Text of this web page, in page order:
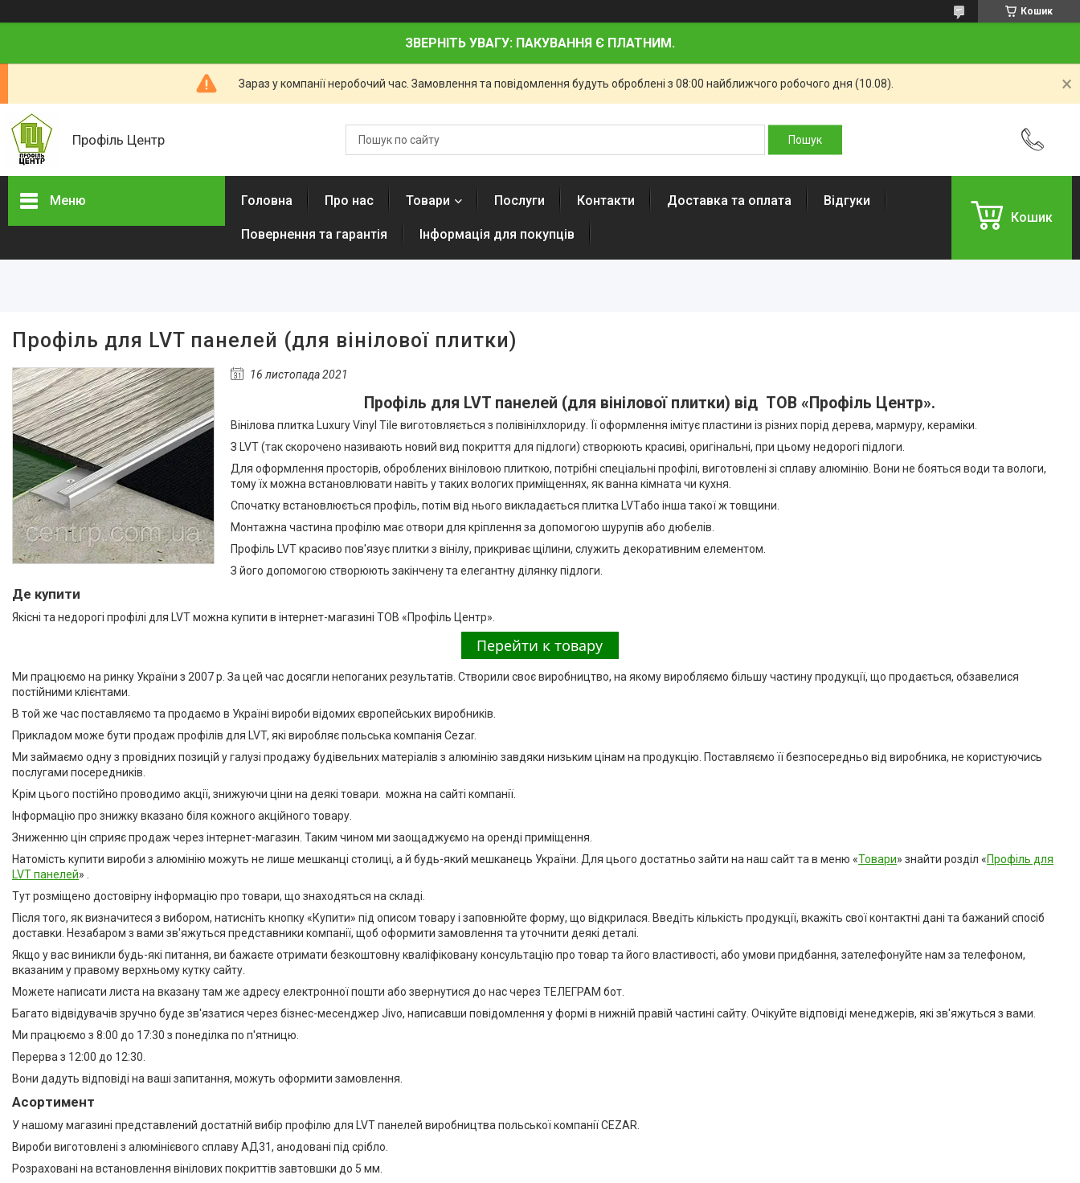
Кошик
ЗВЕРНІТЬ УВАГУ: ПАКУВАННЯ Є ПЛАТНИМ.
Зараз у компанії неробочий час. Замовлення та повідомлення будуть оброблені з 08:00 найближчого робочого дня (10.08).
Профіль Центр
Меню
Алюмінієвий Карниз
Прихованого Монтажу
Алюмінієвий плінтус BEST
DEAL (власне виробництво)
Плінтуси з нержавіючої сталі
Профіль з LED підсвічуванням
(для стін, підлоги, плитки,
керамограніта і т. д)
Оздоблювальний профіль для
ДСП, ЛДСП, скла, дзеркал,
декоративних стінових
панелей, гіпсопанелей
Профіль для плитки
Відведення води.
Алюмінієвий профіль
профіль V-Slot
Профіль для LVT панелей (для
кварцвінілу)
Алюмінієві протиковзкі
накладки
Алюмінієві пороги для підлоги
Профіль для скла душової під
плитку
Алюмінієвий плінтус для
стільниці
Алюмінієві стінові панелі-рейки
Система укладки плитки без
клею
Кабель канал підлоговий
алюмінієвий
Головна Про нас Товари Послуги Контакти Доставка та оплата Відгуки
Повернення та гарантія Інформація для покупців
Кошик
Профіль для LVT панелей (для вінілової плитки)
16 листопада 2021
Профіль для LVT панелей (для вінілової плитки) від ТОВ «Профіль Центр».
Вінілова плитка Luxury Vinyl Tile виготовляється з полівінілхлориду. Її оформлення імітує пластини із різних порід дерева, мармуру, кераміки.
З LVT (так скорочено називають новий вид покриття для підлоги) створюють красиві, оригінальні, при цьому недорогі підлоги.
Для оформлення просторів, оброблених вініловою плиткою, потрібні спеціальні профілі, виготовлені зі сплаву алюмінію. Вони не бояться води та вологи,
тому їх можна встановлювати навіть у таких вологих приміщеннях, як ванна кімната чи кухня.
Спочатку встановлюється профіль, потім від нього викладається плитка LVTабо інша такої ж товщини.
Монтажна частина профілю має отвори для кріплення за допомогою шурупів або дюбелів.
Профіль LVT красиво пов'язує плитки з вінілу, прикриває щілини, служить декоративним елементом.
З його допомогою створюють закінчену та елегантну ділянку підлоги.
Де купити
Якісні та недорогі профілі для LVT можна купити в інтернет-магазині ТОВ «Профіль Центр».
Ми працюємо на ринку України з 2007 р. За цей час досягли непоганих результатів. Створили своє виробництво, на якому виробляємо більшу частину продукції, що продається, обзавелися
постійними клієнтами.
В той же час поставляємо та продаємо в Україні вироби відомих європейських виробників.
Прикладом може бути продаж профілів для LVT, які виробляє польська компанія Cezar.
Ми займаємо одну з провідних позицій у галузі продажу будівельних матеріалів з алюмінію завдяки низьким цінам на продукцію. Поставляємо її безпосередньо від виробника, не користуючись
послугами посередників.
Крім цього постійно проводимо акції, знижуючи ціни на деякі товари. можна на сайті компанії.
Інформацію про знижку вказано біля кожного акційного товару.
Зниженню цін сприяє продаж через інтернет-магазин. Таким чином ми заощаджуємо на оренді приміщення.
Натомість купити вироби з алюмінію можуть не лише мешканці столиці, а й будь-який мешканець України. Для цього достатньо зайти на наш сайт та в меню «Товари» знайти розділ «Профіль для
LVT панелей» .
Тут розміщено достовірну інформацію про товари, що знаходяться на складі.
Після того, як визначитеся з вибором, натисніть кнопку «Купити» під описом товару і заповнюйте форму, що відкрилася. Введіть кількість продукції, вкажіть свої контактні дані та бажаний спосіб
доставки. Незабаром з вами зв'яжуться представники компанії, щоб оформити замовлення та уточнити деякі деталі.
Якщо у вас виникли будь-які питання, ви бажаєте отримати безкоштовну кваліфіковану консультацію про товар та його властивості, або умови придбання, зателефонуйте нам за телефоном,
вказаним у правому верхньому кутку сайту.
Можете написати листа на вказану там же адресу електронної пошти або звернутися до нас через ТЕЛЕГРАМ бот.
Багато відвідувачів зручно буде зв'язатися через бізнес-месенджер Jivo, написавши повідомлення у формі в нижній правій частині сайту. Очікуйте відповіді менеджерів, які зв'яжуться з вами.
Ми працюємо з 8:00 до 17:30 з понеділка по п'ятницю.
Перерва з 12:00 до 12:30.
Вони дадуть відповіді на ваші запитання, можуть оформити замовлення.
Асортимент
У нашому магазині представлений достатній вибір профілю для LVT панелей виробництва польської компанії CEZAR.
Вироби виготовлені з алюмінієвого сплаву АД31, анодовані під срібло.
Розраховані на встановлення вінілових покриттів завтовшки до 5 мм.